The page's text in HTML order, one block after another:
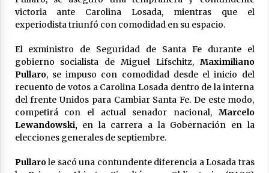
La Provincia cerró en Ceres la 1° ronda de
jornadas regionales sobre el fenómeno de El
Niño 2026-2027
05/08/2026
Ceres: dictaron prisión preventiva a un
hombre por el abuso sexual de dos niñas de
su entorno familiar
04/08/2026
Arrufó fue sede de una Jornada de
Capacitación del programa provincial «Crecer
04/08/2026
victoria ante Carolina Losada, mientras que el
experiodista triunfó con comodidad en su espacio.
El exministro de Seguridad de Santa Fe durante el
gobierno socialista de Miguel Lifschitz, Maximiliano
Pullaro, se impuso con comodidad desde el inicio del
recuento de votos a Carolina Losada dentro de la interna
del frente Unidos para Cambiar Santa Fe. De este modo,
competirá con el actual senador nacional, Marcelo
Lewandowski, en la carrera a la Gobernación en la
elecciones generales de septiembre.
Pullarole sacó una contundente diferencia a Losada tras